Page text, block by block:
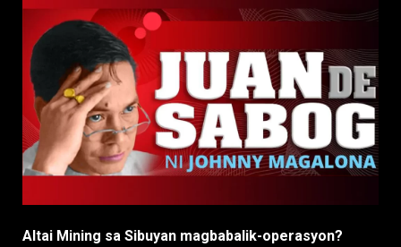
Altai Mining sa Sibuyan magbabalik-operasyon?